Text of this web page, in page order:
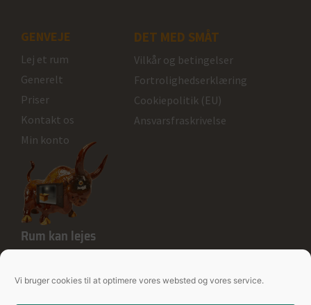
Vi bruger cookies til at optimere vores websted og vores service.
GENVEJE
Lej et rum
Generelt
Priser
Kontakt os
Min konto
DET MED SMÅT
Vilkår og betingelser
Fortrolighedserklæring
Cookiepolitik (EU)
Ansvarsfraskrivelse
Rum kan lejes